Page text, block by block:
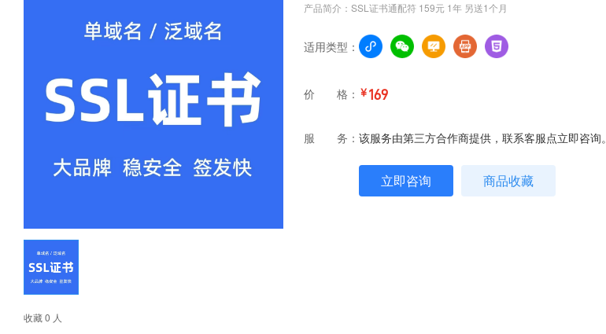
收藏 0 人
产品简介：SSL证书通配符 159元 1年 另送1个月
适用类型：
价 格： ￥169
服 务： 该服务由第三方合作商提供，联系客服点立即咨询。
立即咨询 商品收藏